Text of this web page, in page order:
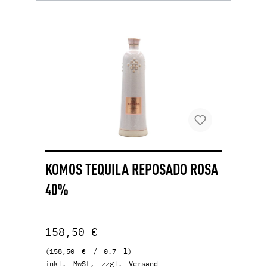
KOMOS TEQUILA REPOSADO ROSA
40%
158,50 €
(158,50 € / 0.7 l)
inkl. MwSt, zzgl. Versand